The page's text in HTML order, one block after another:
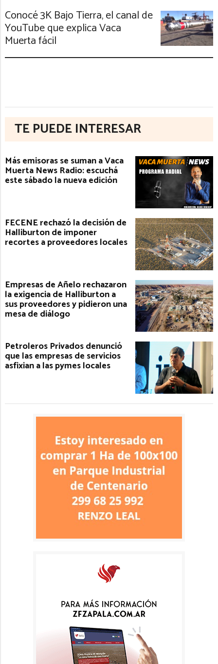
Conocé 3K Bajo Tierra, el canal de
YouTube que explica Vaca
Muerta fácil
TE PUEDE INTERESAR
Más emisoras se suman a Vaca
Muerta News Radio: escuchá
este sábado la nueva edición
FECENE rechazó la decisión de
Halliburton de imponer
recortes a proveedores locales
Empresas de Añelo rechazaron
la exigencia de Halliburton a
sus proveedores y pidieron una
mesa de diálogo
Petroleros Privados denunció
que las empresas de servicios
asfixian a las pymes locales